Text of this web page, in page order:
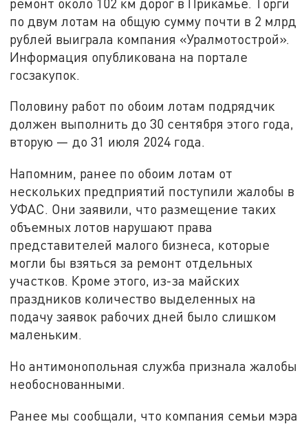
по двум лотам на общую сумму почти в 2 млрд
рублей выиграла компания «Уралмотострой».
Информация опубликована на портале
госзакупок.
Половину работ по обоим лотам подрядчик
должен выполнить до 30 сентября этого года,
вторую — до 31 июля 2024 года.
Напомним, ранее по обоим лотам от
нескольких предприятий поступили жалобы в
УФАС. Они заявили, что размещение таких
объемных лотов нарушают права
представителей малого бизнеса, которые
могли бы взяться за ремонт отдельных
участков. Кроме этого, из-за майских
праздников количество выделенных на
подачу заявок рабочих дней было слишком
маленьким.
Но антимонопольная служба признала жалобы
необоснованными.
Ранее мы сообщали, что компания семьи мэра